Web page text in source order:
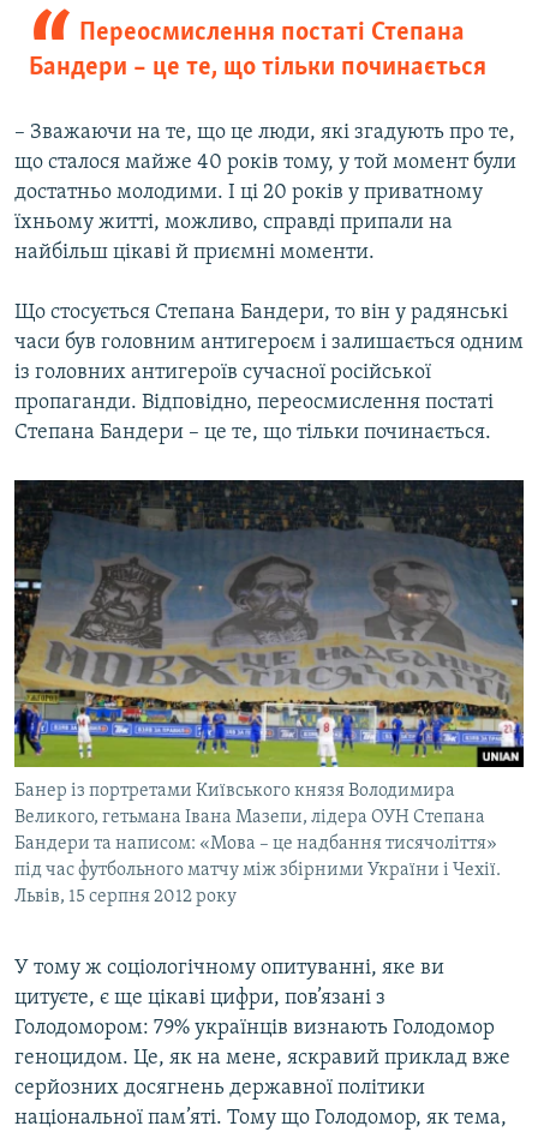
Переосмислення постаті Степана
Бандери – це те, що тільки починається
– Зважаючи на те, що це люди, які згадують про те,
що сталося майже 40 років тому, у той момент були
достатньо молодими. І ці 20 років у приватному
їхньому житті, можливо, справді припали на
найбільш цікаві й приємні моменти.
Що стосується Степана Бандери, то він у радянські
часи був головним антигероєм і залишається одним
із головних антигероїв сучасної російської
пропаганди. Відповідно, переосмислення постаті
Степана Бандери – це те, що тільки починається.
Банер із портретами Київського князя Володимира
Великого, гетьмана Івана Мазепи, лідера ОУН Степана
Бандери та написом: «Мова – це надбання тисячоліття»
під час футбольного матчу між збірними України і Чехії.
Львів, 15 серпня 2012 року
У тому ж соціологічному опитуванні, яке ви
цитуєте, є ще цікаві цифри, пов’язані з
Голодомором: 79% українців визнають Голодомор
геноцидом. Це, як на мене, яскравий приклад вже
серйозних досягнень державної політики
національної пам’яті. Тому що Голодомор, як тема,